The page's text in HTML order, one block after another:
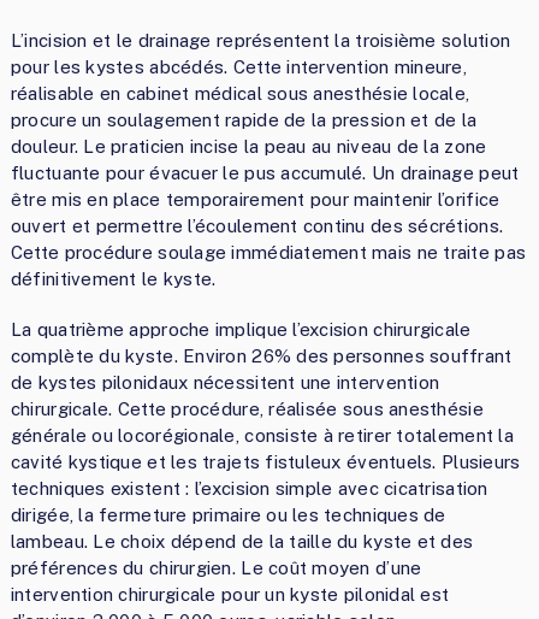
L’incision et le drainage représentent la troisième solution
pour les kystes abcédés. Cette intervention mineure,
réalisable en cabinet médical sous anesthésie locale,
procure un soulagement rapide de la pression et de la
douleur. Le praticien incise la peau au niveau de la zone
fluctuante pour évacuer le pus accumulé. Un drainage peut
être mis en place temporairement pour maintenir l’orifice
ouvert et permettre l’écoulement continu des sécrétions.
Cette procédure soulage immédiatement mais ne traite pas
définitivement le kyste.
La quatrième approche implique l’excision chirurgicale
complète du kyste. Environ 26% des personnes souffrant
de kystes pilonidaux nécessitent une intervention
chirurgicale. Cette procédure, réalisée sous anesthésie
générale ou locorégionale, consiste à retirer totalement la
cavité kystique et les trajets fistuleux éventuels. Plusieurs
techniques existent : l’excision simple avec cicatrisation
dirigée, la fermeture primaire ou les techniques de
lambeau. Le choix dépend de la taille du kyste et des
préférences du chirurgien. Le coût moyen d’une
intervention chirurgicale pour un kyste pilonidal est